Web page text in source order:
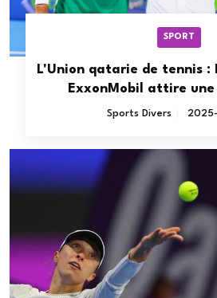
SPORT
L'Union qatarie de tennis :
ExxonMobil attire
médiatique
Sports Divers